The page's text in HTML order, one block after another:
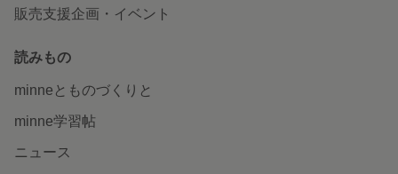
販売支援企画・イベント
読みもの
minneとものづくりと
minne学習帖
ニュース